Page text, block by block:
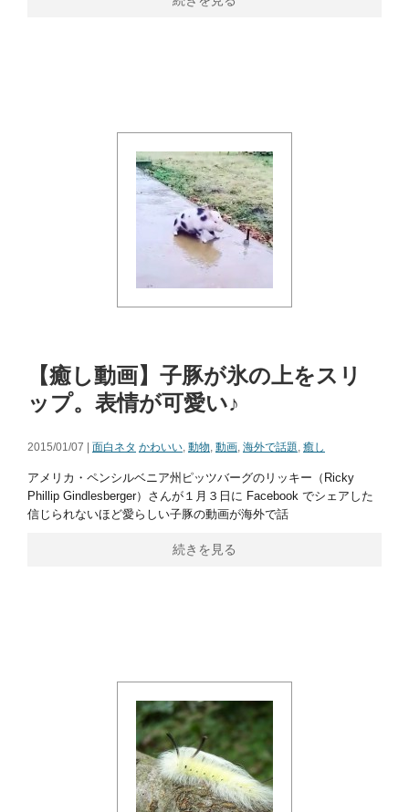
【癒し動画】子豚が氷の上をスリ
ップ。表情が可愛い♪
2015/01/07 | 面白ネタ かわいい, 動物, 動画, 海外で話題, 癒し
アメリカ・ペンシルベニア州ピッツバーグのリッキー（Ricky
Phillip Gindlesberger‎）さんが１月３日に Facebook でシェアした
信じられないほど愛らしい子豚の動画が海外で話
続きを見る